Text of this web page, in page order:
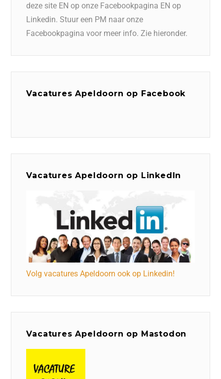
deze site EN op onze Facebookpagina EN op
Linkedin. Stuur een PM naar onze
Facebookpagina voor meer info. Zie hieronder.
Vacatures Apeldoorn op Facebook
Vacatures Apeldoorn op LinkedIn
Volg vacatures Apeldoorn ook op Linkedin!
Vacatures Apeldoorn op Mastodon